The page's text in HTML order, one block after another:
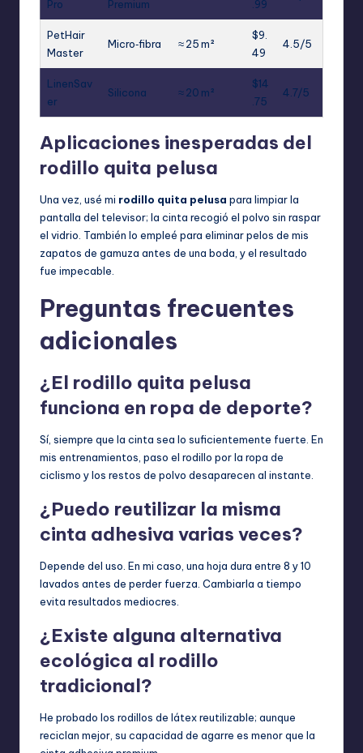
Pro
Premium
.99
PetHair
Master
Micro‑fibra ≈ 25 m²
$9.
49
4.5/5
LinenSav
er
Silicona ≈ 20 m²
$14
.75
4.7/5
Aplicaciones inesperadas del
rodillo quita pelusa
Una vez, usé mi rodillo quita pelusa para limpiar la
pantalla del televisor; la cinta recogió el polvo sin raspar
el vidrio. También lo empleé para eliminar pelos de mis
zapatos de gamuza antes de una boda, y el resultado
fue impecable.
Preguntas frecuentes
adicionales
¿El rodillo quita pelusa
funciona en ropa de deporte?
Sí, siempre que la cinta sea lo suficientemente fuerte. En
mis entrenamientos, paso el rodillo por la ropa de
ciclismo y los restos de polvo desaparecen al instante.
¿Puedo reutilizar la misma
cinta adhesiva varias veces?
Depende del uso. En mi caso, una hoja dura entre 8 y 10
lavados antes de perder fuerza. Cambiarla a tiempo
evita resultados mediocres.
¿Existe alguna alternativa
ecológica al rodillo
tradicional?
He probado los rodillos de látex reutilizable; aunque
reciclan mejor, su capacidad de agarre es menor que la